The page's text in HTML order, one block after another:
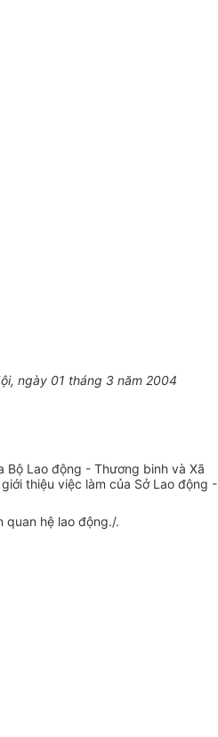
ngày 01 tháng 3 năm 2004
Lao động - Thương binh và Xã
thiệu việc làm của Sở Lao động -
quan hệ lao động./.